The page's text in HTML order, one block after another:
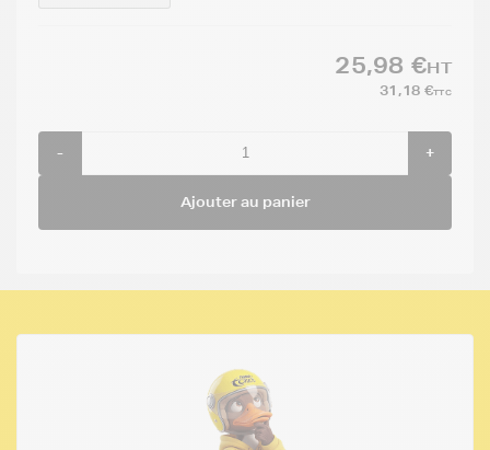
25,98 €HT
31,18 €TTC
- +
Ajouter au panier